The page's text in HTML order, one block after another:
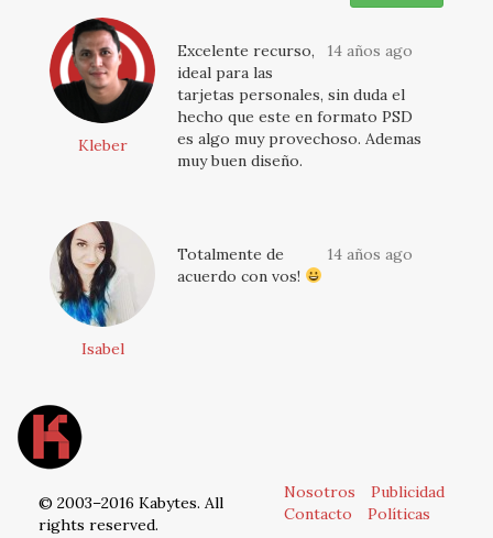
Kleber
14 años ago
Excelente recurso,
ideal para las
tarjetas personales, sin duda el
hecho que este en formato PSD
es algo muy provechoso. Ademas
muy buen diseño.
Isabel
14 años ago
Totalmente de
acuerdo con vos!
© 2003–2016 Kabytes. All
rights reserved.
Nosotros
Publicidad
Contacto
Políticas